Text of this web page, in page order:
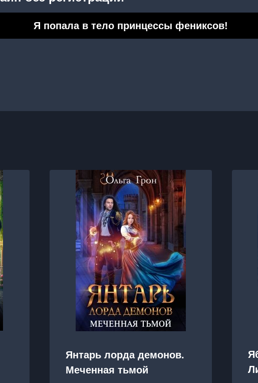
Я попала в тело принцессы фениксов!
Янтарь лорда демонов.
Меченная тьмой